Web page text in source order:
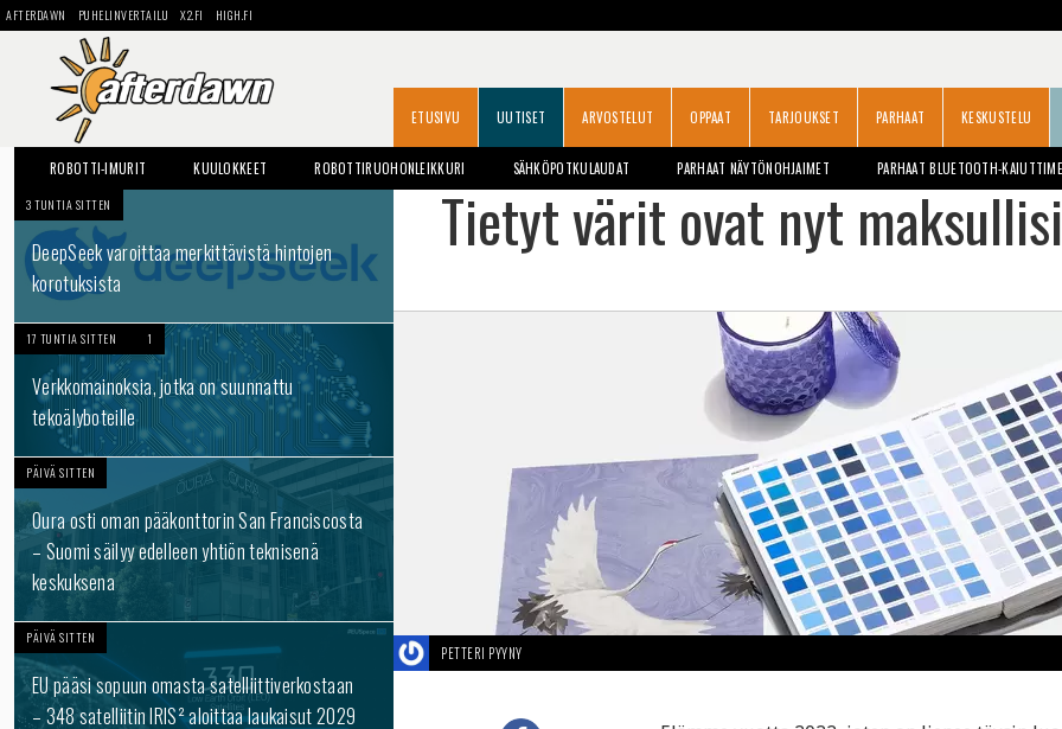
AFTERDAWN PUHELINVERTAILU X2.FI HIGH.FI
ETUSIVU UUTISET ARVOSTELUT OPPAAT TARJOUKSET PARHAAT KESKUSTELU
ROBOTTI-IMURIT KUULOKKEET ROBOTTIRUOHONLEIKKURI SÄHKÖPOTKULAUDAT PARHAAT NÄYTÖNOHJAIMET PARHAAT BLUETOOTH-
3 TUNTIA SITTEN
DeepSeek varoittaa merkittävistä hintojen
korotuksista
17 TUNTIA SITTEN 1
Verkkomainoksia, jotka on suunnattu
tekoälyboteille
PÄIVÄ SITTEN
Oura osti oman pääkonttorin San Franciscosta
– Suomi säilyy edelleen yhtiön teknisenä
keskuksena
PÄIVÄ SITTEN
EU pääsi sopuun omasta satelliittiverkostaan
– 348 satelliitin IRIS² aloittaa laukaisut 2029
Tietyt värit ovat nyt
PETTERI PYYNY